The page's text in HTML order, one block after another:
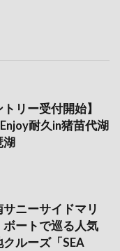
トリー受付開始】
耐久in猪苗代湖
湖
サニーサイドマリ
ボートで巡る人気
ルーズ「SEA